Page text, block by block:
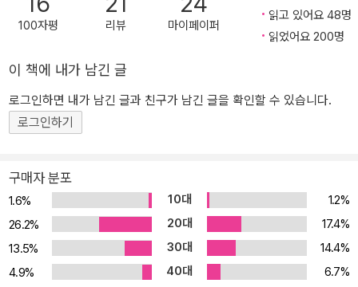
있듯이 이 번역본은 한 번의 작업으로 이루어진 번역서가 아닙니다.
많은 시간, 많은 사람들의 손을 거쳐 나온 작품입니다. 물론 강정인 교
수님의 역할이 주도적이었습니다. 개역작업을 수행하면서 강정인 교
수님과 문지영 박사님 그리고 그 외 여러분들의 노고가 얼마나 값진
애정을 가진 많은 사람들의 공동작업 속에서만 그 의미와 가치를 제
대로 전달할 수 있다는 확신을 가지게 되었습니다. -“제3판 개역본 역
100자평 리뷰 마이페이퍼
읽고 있어요 48명
읽었어요 200명
이 책에 내가 남긴 글
로그인하면 내가 남긴 글과 친구가 남긴 글을 확인할 수 있습니다.
로그인하기
구매자 분포
1.6% 10대
1.2%
26.2%
20대
17.4%
13.5%
30대
14.4%
4.9%
40대
6.7%